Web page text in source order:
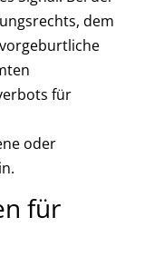
dem
für
oder
für